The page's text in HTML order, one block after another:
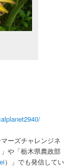
ーズチャレンジネ
」や「栃木県農政部
）」でも発信してい